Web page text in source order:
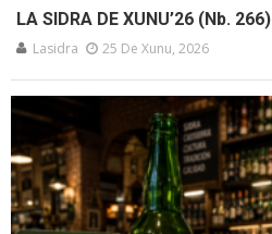
LA SIDRA DE XUNU’26 (Nb. 266)
Lasidra 25 De Xunu, 2026